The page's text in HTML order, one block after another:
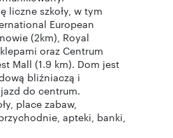
liczne szkoły, w tym
European
(2km), Royal
oraz Centrum
Mall (1.9 km). Dom jest
bliźniaczą i
do centrum.
place zabaw,
apteki, banki,